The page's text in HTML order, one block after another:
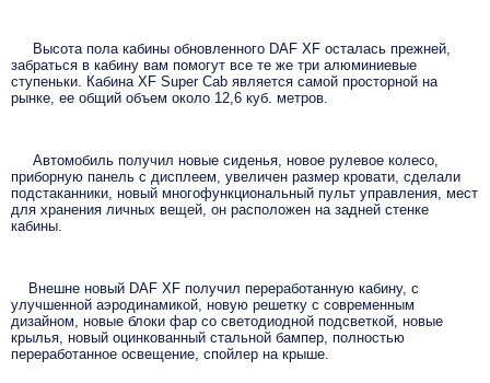
Высота пола кабины обновленного DAF XF осталась прежней,
забраться в кабину вам помогут все те же три алюминиевые
ступеньки. Кабина XF Super Cab является самой просторной на
рынке, ее общий объем около 12,6 куб. метров.
Автомобиль получил новые сиденья, новое рулевое колесо,
приборную панель с дисплеем, увеличен размер кровати, сделали
подстаканники, новый многофункциональный пульт управления, мест
для хранения личных вещей, он расположен на задней стенке
кабины.
Внешне новый DAF XF получил переработанную кабину, с
улучшенной аэродинамикой, новую решетку с современным
дизайном, новые блоки фар со светодиодной подсветкой, новые
крылья, новый оцинкованный стальной бампер, полностью
переработанное освещение, спойлер на крыше.